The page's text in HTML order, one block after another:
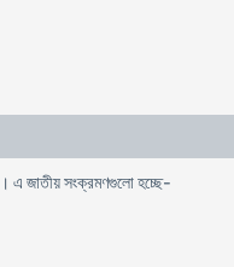
এ জাতীয় সংক্রমণগুলো হচ্ছে-